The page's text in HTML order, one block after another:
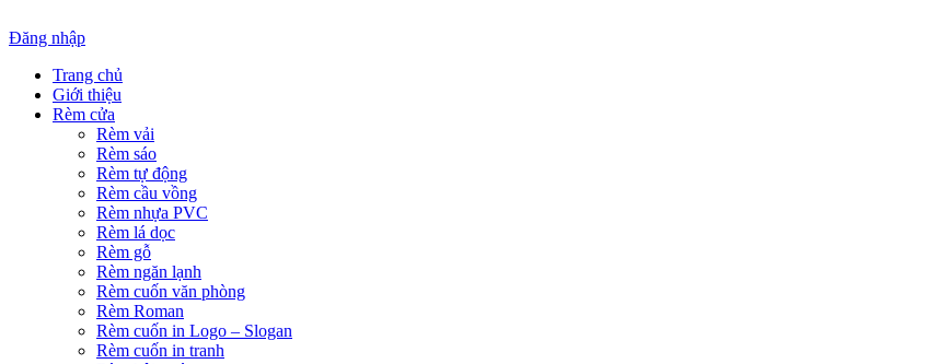
Đăng nhập
Trang chủ
Giới thiệu
Rèm cửa
Rèm vải
Rèm sáo
Rèm tự động
Rèm cầu vồng
Rèm nhựa PVC
Rèm lá dọc
Rèm gỗ
Rèm ngăn lạnh
Rèm cuốn văn phòng
Rèm Roman
Rèm cuốn in Logo – Slogan
Rèm cuốn in tranh